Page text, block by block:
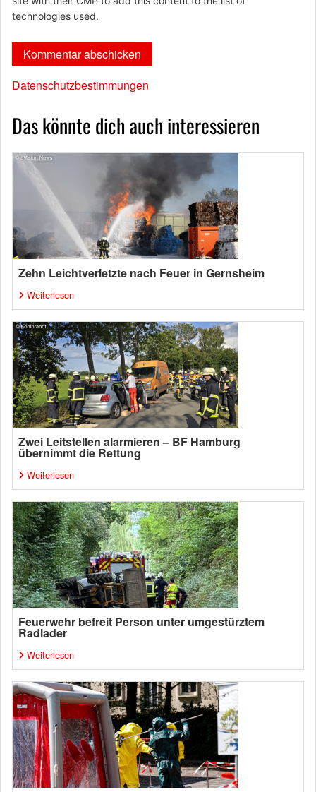
technologies used.
Datenschutzbestimmungen
Das könnte dich auch interessieren
Zehn Leichtverletzte nach Feuer in Gernsheim
Weiterlesen
Zwei Leitstellen alarmieren – BF Hamburg
übernimmt die Rettung
Weiterlesen
Feuerwehr befreit Person unter umgestürztem
Radlader
Weiterlesen